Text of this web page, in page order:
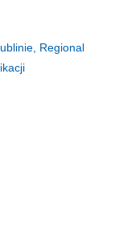
Regional